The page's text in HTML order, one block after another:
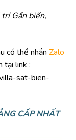
Gần biển,
có thể nhắn Zalo
tại link :
sat-bien-
CẤP NHẤT